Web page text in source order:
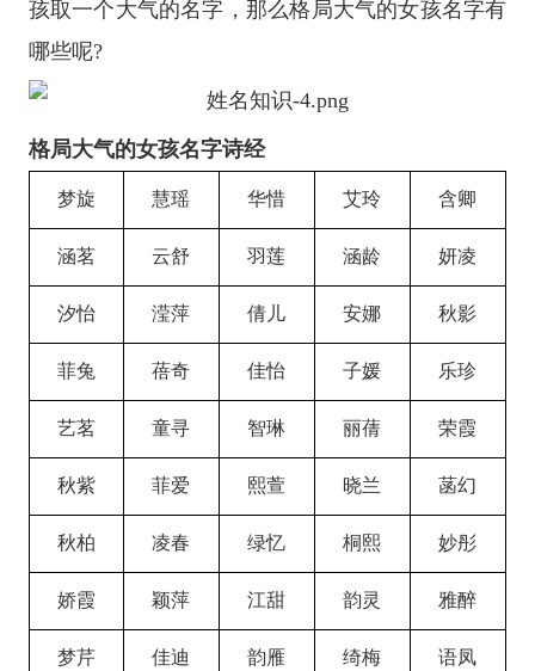
孩取一个大气的名字，那么格局大气的女孩名字有
哪些呢?
格局大气的女孩名字诗经
梦旋 慧瑶 华惜 艾玲 含卿
涵茗 云舒 羽莲 涵龄 妍凌
汐怡 滢萍 倩儿 安娜 秋影
菲兔 蓓奇 佳怡 子媛 乐珍
艺茗 童寻 智琳 丽蒨 荣霞
秋紫 菲爱 熙萱 晓兰 菡幻
秋柏 凌春 绿忆 桐熙 妙彤
娇霞 颖萍 江甜 韵灵 雅醉
梦芹 佳迪 韵雁 绮梅 语凤